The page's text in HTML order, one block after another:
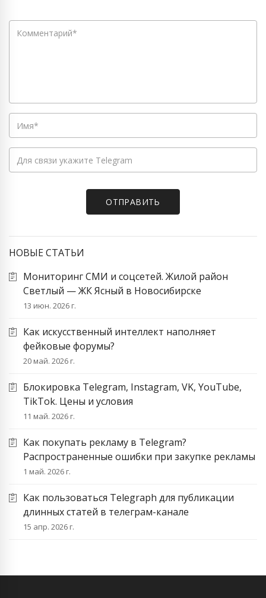
НОВЫЕ СТАТЬИ
Мониторинг СМИ и соцсетей. Жилой район
Светлый — ЖК Ясный в Новосибирске
13 июн. 2026 г.
Как искусственный интеллект наполняет
фейковые форумы?
20 май. 2026 г.
Блокировка Telegram, Instagram, VK, YouTube,
TikTok. Цены и условия
11 май. 2026 г.
Как покупать рекламу в Telegram?
Распространенные ошибки при закупке рекламы
1 май. 2026 г.
Как пользоваться Telegraph для публикации
длинных статей в телеграм-канале
15 апр. 2026 г.